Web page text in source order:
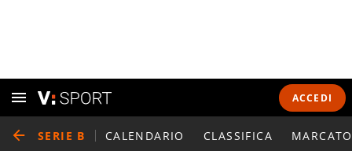
ACCEDI
SERIE B CALENDARIO CLASSIFICA